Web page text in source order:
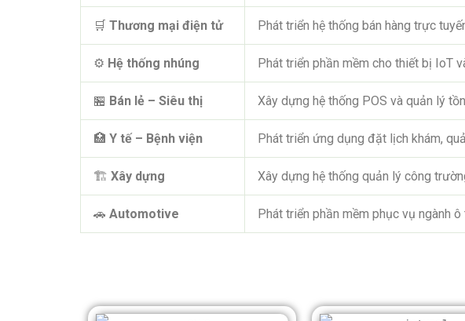
🛒 Thương mại điện tử Phát triển hệ thống bán hàng trực
⚙️ Hệ thống nhúng Phát triển phần mềm cho thiết bị IoT
🏪 Bán lẻ – Siêu thị Xây dựng hệ thống POS và quản lý
🏥 Y tế – Bệnh viện Phát triển ứng dụng đặt lịch khám,
🏗️ Xây dựng Xây dựng hệ thống quản lý công
🚗 Automotive Phát triển phần mềm phục vụ ngành